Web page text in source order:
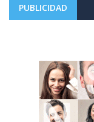
PUBLICIDAD